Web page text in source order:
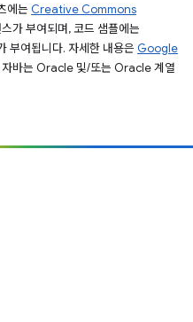
에는 Creative Commons
가 부여되며, 코드 샘플에는
부여됩니다. 자세한 내용은 Google
자바는 Oracle 및/또는 Oracle 계열